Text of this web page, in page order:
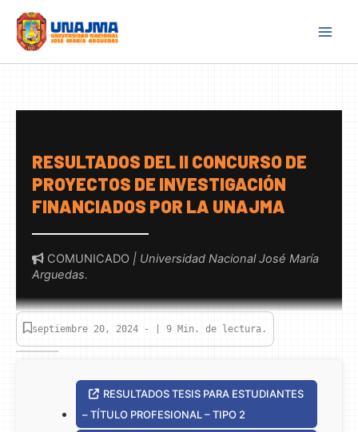
content
RESULTADOS DEL II CONCURSO DE
PROYECTOS DE INVESTIGACIÓN
FINANCIADOS POR LA UNAJMA
COMUNICADO | Universidad Nacional José María
Arguedas.
septiembre 20, 2024 - | 9 Min. de lectura.
RESULTADOS TESIS PARA ESTUDIANTES
– TÍTULO PROFESIONAL – TIPO 2